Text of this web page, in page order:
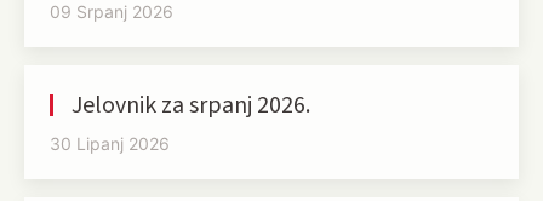
09 Srpanj 2026
Jelovnik za srpanj 2026.
30 Lipanj 2026